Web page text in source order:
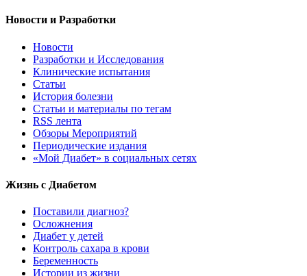
Новости и Разработки
Новости
Разработки и Исследования
Клинические испытания
Статьи
История болезни
Статьи и материалы по тегам
RSS лента
Обзоры Мероприятий
Периодические издания
«Мой Диабет» в социальных сетях
Жизнь с Диабетом
Поставили диагноз?
Осложнения
Диабет у детей
Контроль сахара в крови
Беременность
Истории из жизни